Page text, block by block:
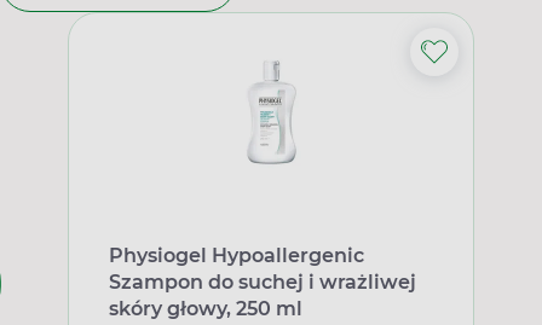
Physiogel Hypoallergenic
Szampon do suchej i wrażliwej
skóry głowy, 250 ml